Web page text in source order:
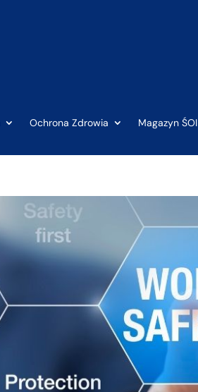
Ochrona Zdrowia Magazyn ŚOI